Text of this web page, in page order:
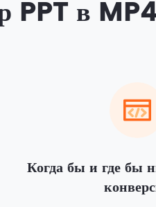
PPT в
Когда бы и где бы